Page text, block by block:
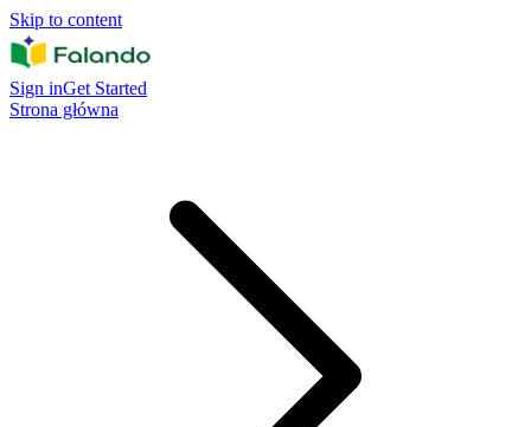
Skip to content
Sign inGet Started
Strona główna